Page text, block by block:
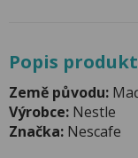
Popis
Země původu:
Výrobce: Nestle
Značka: Nescafe